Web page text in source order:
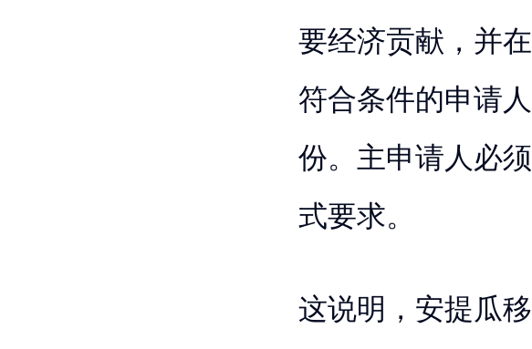
要经济贡献，并
符合条件的申请
份。主申请人必
式要求。
这说明，安提瓜